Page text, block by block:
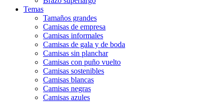
Temas
Tamaños grandes
Camisas de empresa
Camisas informales
Camisas de gala y de boda
Camisas sin planchar
Camisas con puño vuelto
Camisas sostenibles
Camisas blancas
Camisas negras
Camisas azules